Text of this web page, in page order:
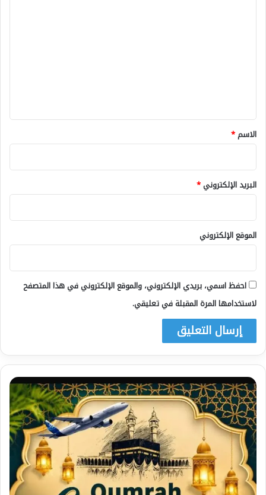
*
الاسم*
البريد الإلكتروني*
الموقع الإلكتروني
احفظ اسمي، بريدي الإلكتروني، والموقع الإلكتروني في هذا المتصفح
لاستخدامها المرة المقبلة في تعليقي.